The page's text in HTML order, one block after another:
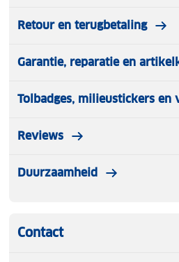
Retour en terugbetaling
Garantie, reparatie en
Tolbadges, milieustickers en
Reviews
Duurzaamheid
Contact